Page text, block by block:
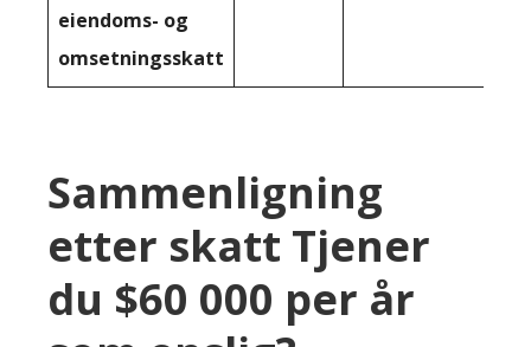
eiendoms- og
omsetningsskatt
Sammenligning
etter skatt Tjener
du $60 000 per år